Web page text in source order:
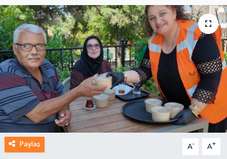
Paylaş A- A+
SAĞLIK
MAGAZİN
SPOR
Haber Arşivi